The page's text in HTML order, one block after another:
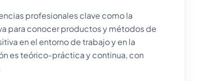
profesionales clave como la
para conocer productos y métodos de
en el entorno de trabajo y en la
es teórico-práctica y continua, con